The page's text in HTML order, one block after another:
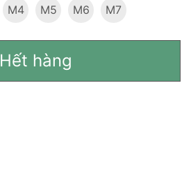
M4 M5 M6 M7
Hết hàng